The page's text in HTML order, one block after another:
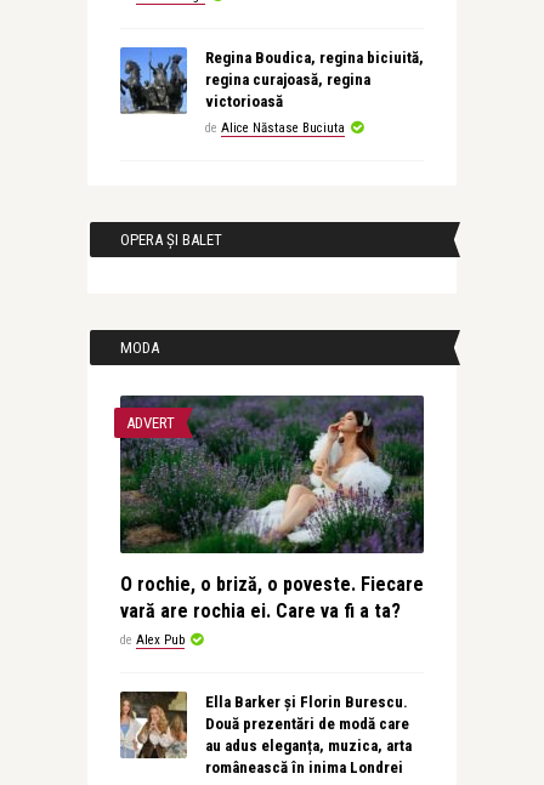
Regina Boudica, regina biciuită,
regina curajoasă, regina
victorioasă
de Alice Năstase Buciuta
OPERA ȘI BALET
MODA
ADVERT
O rochie, o briză, o poveste. Fiecare
vară are rochia ei. Care va fi a ta?
de Alex Pub
Ella Barker și Florin Burescu.
Două prezentări de modă care
au adus eleganța, muzica, arta
românească în inima Londrei